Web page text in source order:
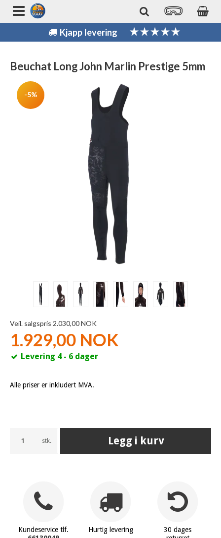
Kjapp levering
Beuchat Long John Marlin Prestige 5mm
-5%
Veil. salgspris 2.030,00 NOK
1.929,00 NOK
Levering 4 - 6 dager
Alle priser er inkludert MVA.
stk. Legg i kurv
Kundeservice tlf.
Hurtig levering
30 dages